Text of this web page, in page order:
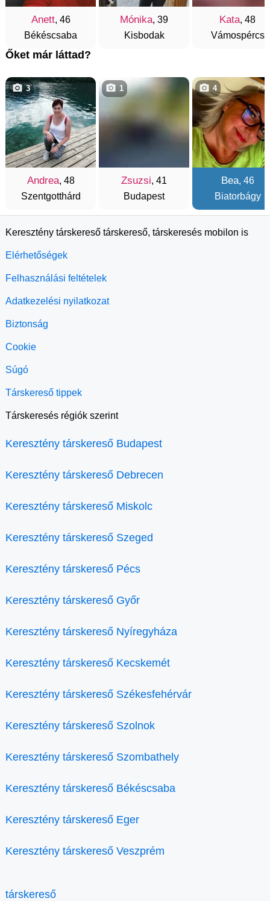
Anett, 46
Békéscsaba
Mónika, 39
Kisbodak
Kata, 48
Vámospércs
Őket már láttad?
Andrea, 48
Szentgotthárd
3
Zsuzsi, 41
Budapest
1
Bea, 46
Biatorbágy
4
Keresztény társkereső társkereső, társkeresés mobilon is
Elérhetőségek
Felhasználási feltételek
Adatkezelési nyilatkozat
Biztonság
Cookie
Súgó
Társkereső tippek
Társkeresés régiók szerint
Keresztény társkereső Budapest
Keresztény társkereső Debrecen
Keresztény társkereső Miskolc
Keresztény társkereső Szeged
Keresztény társkereső Pécs
Keresztény társkereső Győr
Keresztény társkereső Nyíregyháza
Keresztény társkereső Kecskemét
Keresztény társkereső Székesfehérvár
Keresztény társkereső Szolnok
Keresztény társkereső Szombathely
Keresztény társkereső Békéscsaba
Keresztény társkereső Eger
Keresztény társkereső Veszprém
társkereső